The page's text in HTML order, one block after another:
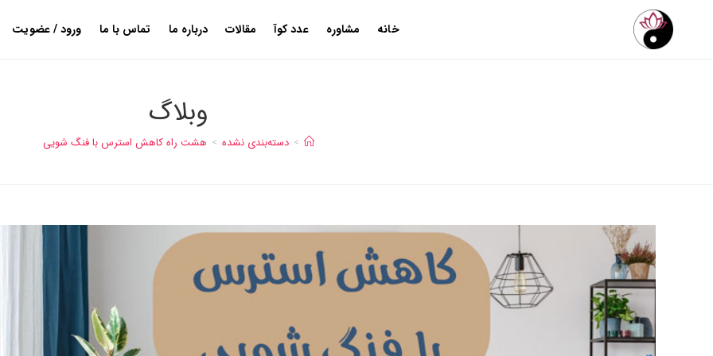
خانه مشاوره عدد کوآ مقالات درباره ما تماس با ما ورود / عضویت
وبلاگ
> دسته‌بندی نشده > هشت راه کاهش استرس با فنگ شویی